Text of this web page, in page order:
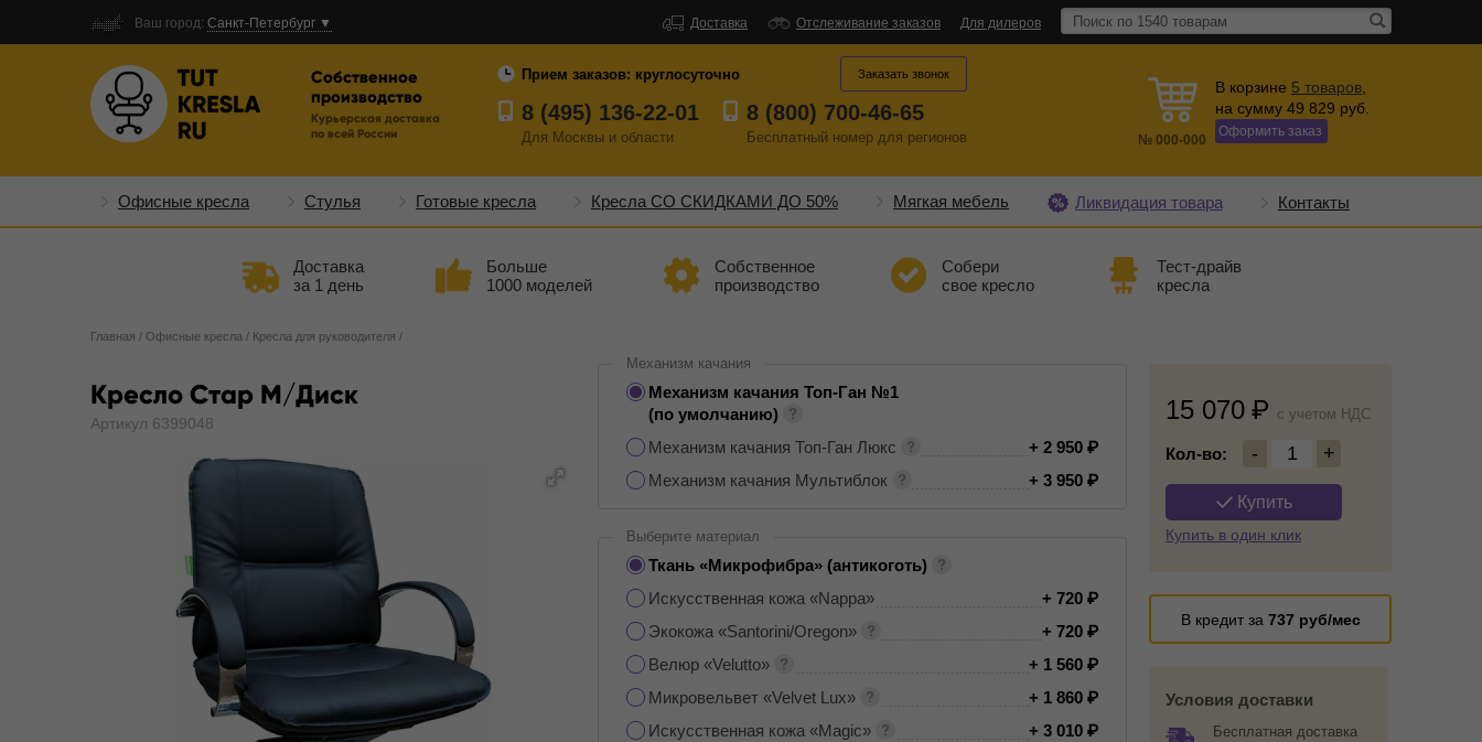
Ваш город: Санкт-Петербург ▼ Доставка Отслеживание заказов Для дилеров
Собственное
производство
Курьерская доставка
по всей России
Прием заказов: круглосуточно
8 (495) 136-22-01
Для Москвы и области
8 (800) 700-46-65
Бесплатный номер для регионов
Заказать звонок
№ 000-000
В корзине 5 товаров
на сумму 49 829 руб.
Оформить заказ
Офисные кресла Стулья Готовые кресла Кресла СО СКИДКАМИ ДО 50% Мягкая мебель Ликвидация товара Контакты
Доставка
за 1 день
Больше
1000 моделей
Собственное
производство
Собери
свое кресло
Тест-драйв
кресла
Главная / Офисные кресла / Кресла для руководителя /
Кресло Стар M/Диск
Артикул 6399048 15 070 c учетом НДС
Кол-во: - 1 +
Купить
Купить в один клик
В кредит за 737 руб/мес
Условия доставки
Бесплатная доставка
Механизм качания
Механизм качания Топ-Ган №1
(по умолчанию)
Механизм качания Топ-Ган Люкс
+ 2 950
Механизм качания Мультиблок
+ 3 950
Выберите материал
Ткань «Микрофибра» (антикоготь)
Искусственная кожа «Nappa»
+ 720
Экокожа «Santorini/Oregon»
+ 720
Велюр «Velutto»
+ 1 560
Микровельвет «Velvet Lux»
+ 1 860
Искусственная кожа «Magic»
+ 3 010